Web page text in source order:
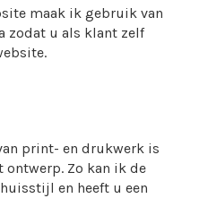
maak ik gebruik van
zodat u als klant zelf
print- en drukwerk is
ontwerp. Zo kan ik de
en heeft u een